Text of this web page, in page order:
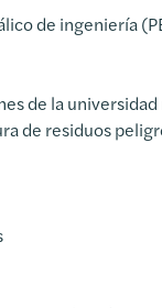
de ingeniería
de la
de residuos